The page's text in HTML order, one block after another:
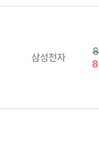
삼성전자